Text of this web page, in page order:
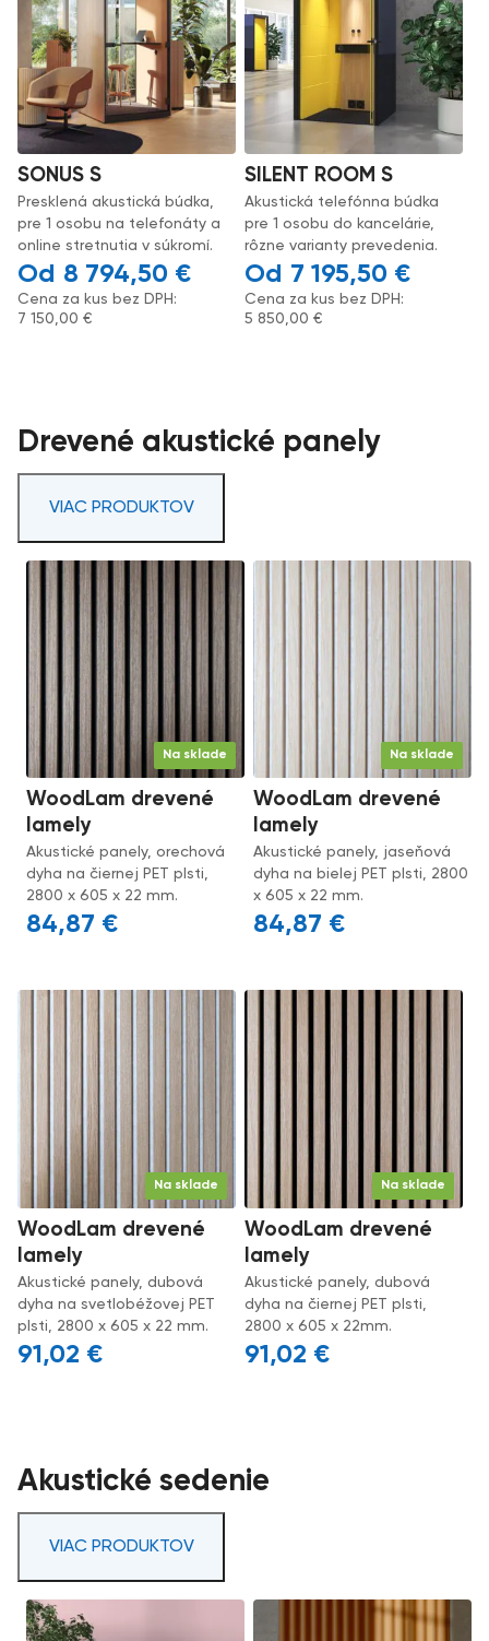
SONUS S
Presklená akustická búdka,
pre 1 osobu na telefonáty a
online stretnutia v súkromí.
8 794,50 €
Cena za kus bez DPH:
7 150,00 €
SILENT ROOM S
Akustická telefónna búdka
pre 1 osobu do kancelárie,
rôzne varianty prevedenia.
7 195,50 €
Cena za kus bez DPH:
5 850,00 €
Drevené akustické panely
VIAC PRODUKTOV
Na sklade
WoodLam drevené
lamely
Akustické panely, orechová
dyha na čiernej PET plsti,
2800 x 605 x 22 mm.
84,87 €
Na sklade
WoodLam drevené
lamely
Akustické panely, jaseňová
dyha na bielej PET plsti, 2800
x 605 x 22 mm.
84,87 €
Na sklade
WoodLam drevené
lamely
Akustické panely, dubová
dyha na svetlobéžovej PET
plsti, 2800 x 605 x 22 mm.
91,02 €
Na sklade
WoodLam drevené
lamely
Akustické panely, dubová
dyha na čiernej PET plsti,
2800 x 605 x 22mm.
91,02 €
Akustické sedenie
VIAC PRODUKTOV